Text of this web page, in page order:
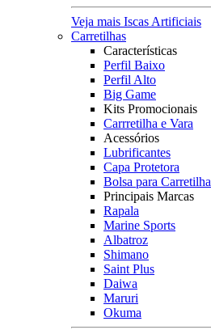
Veja mais Iscas Artificiais
Carretilhas
Características
Perfil Baixo
Perfil Alto
Big Game
Kits Promocionais
Carrretilha e Vara
Acessórios
Lubrificantes
Capa Protetora
Bolsa para Carretilha
Principais Marcas
Rapala
Marine Sports
Albatroz
Shimano
Saint Plus
Daiwa
Maruri
Okuma